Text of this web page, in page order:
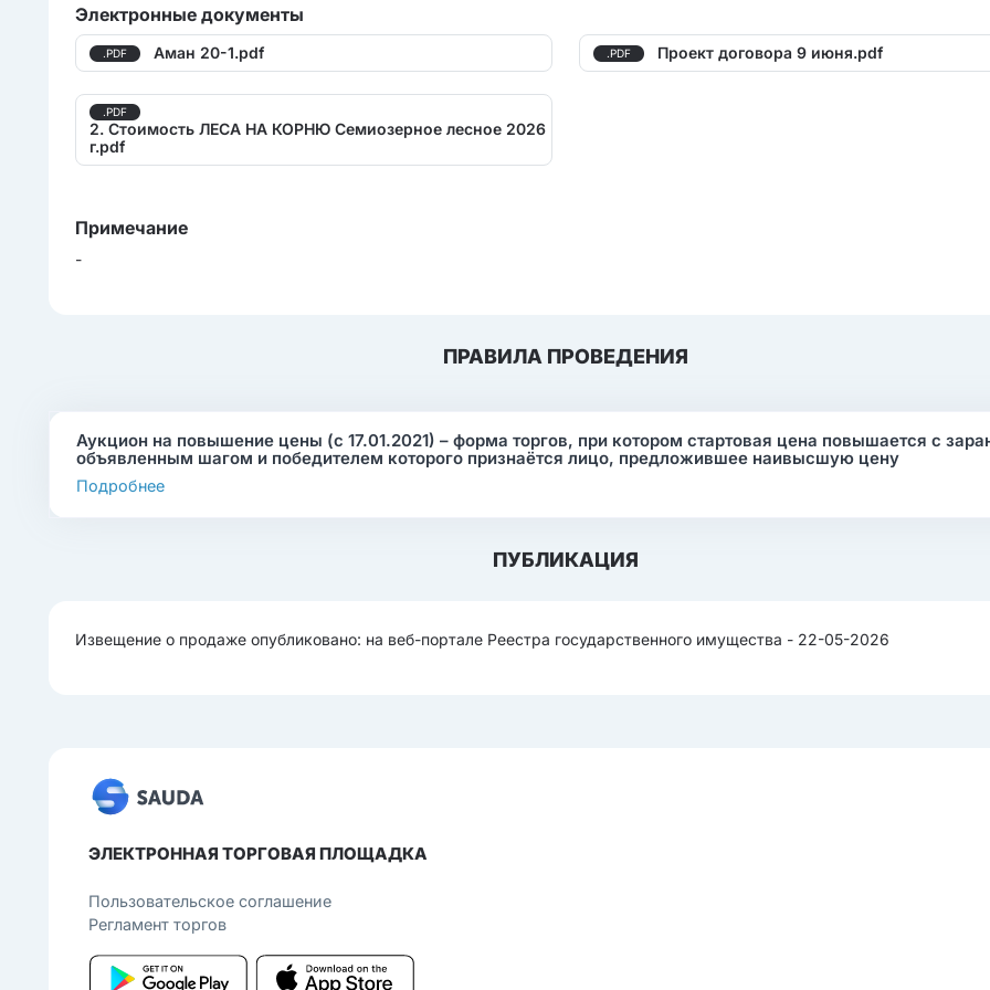
Электронные документы
.PDF Аман 20-1.pdf .PDF Проект договора 9 июня.pdf
.PDF
2. Стоимость ЛЕСА НА КОРНЮ Семиозерное лесное 2026
г.pdf
Примечание
-
ПРАВИЛА ПРОВЕДЕНИЯ
Аукцион на повышение цены (с 17.01.2021) – форма торгов, при котором стартовая цена повышается с
объявленным шагом и победителем которого признаётся лицо, предложившее наивысшую цену
Подробнее
ПУБЛИКАЦИЯ
Извещение о продаже опубликовано: на веб-портале Реестра государственного имущества - 22-05-2026
ЭЛЕКТРОННАЯ ТОРГОВАЯ ПЛОЩАДКА
Пользовательcкое соглашение
Регламент торгов